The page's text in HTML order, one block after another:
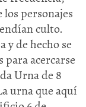
personajes
culto.
y de hecho se
para acercarse
Urna de 8
urna que aquí